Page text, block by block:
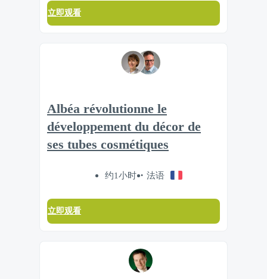
立即观看
Albéa révolutionne le
développement du décor de
ses tubes cosmétiques
约1小时 法语
立即观看